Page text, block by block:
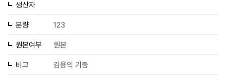
생산자
분량 123
원본여부 원본
비고 김용익 기증